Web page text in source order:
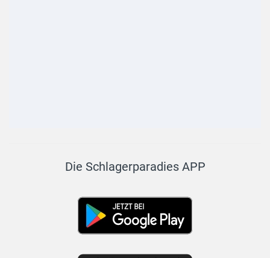
Die Schlagerparadies APP